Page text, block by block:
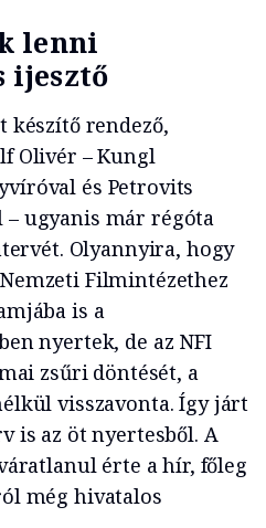
lenni
ijesztő
készítő rendező,
Olivér – Kungl
és Petrovits
– ugyanis már régóta
Olyannyira, hogy
Filmintézethez
is a
nyertek, de az NFI
zsűri döntését, a
visszavonta. Így járt
is az öt nyertesből. A
érte a hír, főleg
még hivatalos